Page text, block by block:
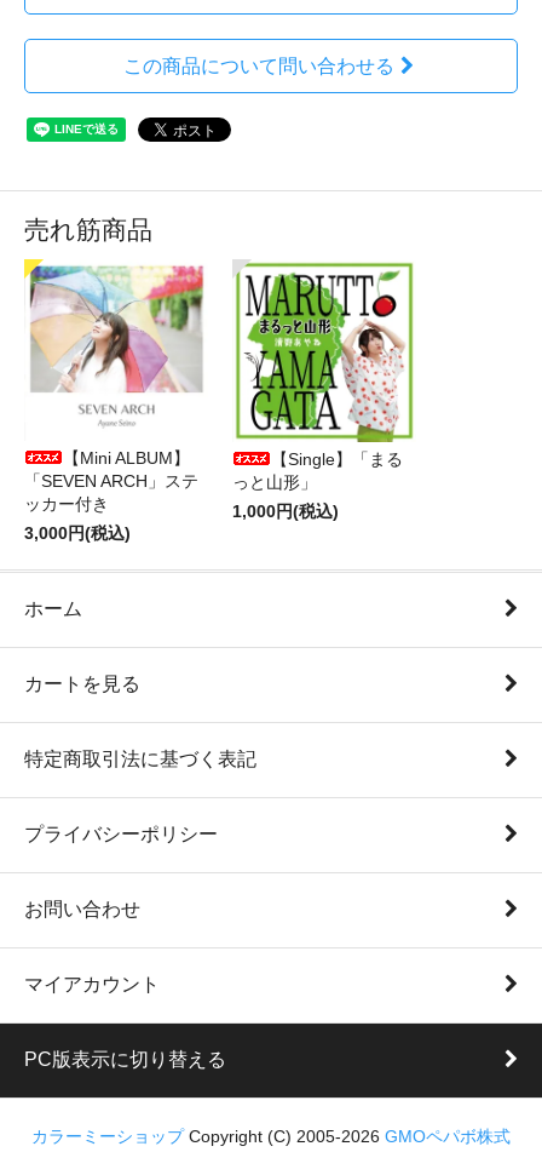
この商品について問い合わせる
売れ筋商品
【Mini ALBUM】
「SEVEN ARCH」ステ
ッカー付き
3,000円(税込)
【Single】「まる
っと山形」
1,000円(税込)
ホーム
カートを見る
特定商取引法に基づく表記
プライバシーポリシー
お問い合わせ
マイアカウント
PC版表示に切り替える
カラーミーショップ Copyright (C) 2005-2026 GMOペパボ株式